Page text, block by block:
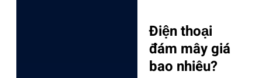
Điện thoại
đám mây giá
bao nhiêu?